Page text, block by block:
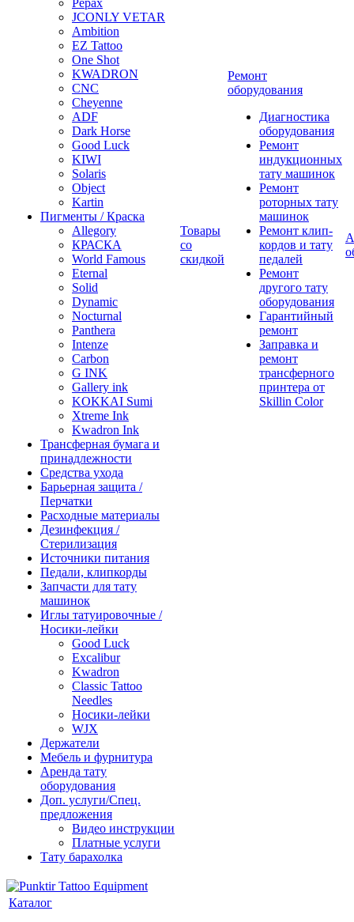
Pepax
JCONLY VETAR
Ambition
EZ Tattoo
One Shot
KWADRON
CNC
Cheyenne
ADF
Dark Horse
Good Luck
KIWI
Solaris
Object
Kartin
Пигменты / Краска
Allegory
КРАСКА
World Famous
Eternal
Solid
Dynamic
Nocturnal
Panthera
Intenze
Carbon
G INK
Gallery ink
KOKKAI Sumi
Xtreme Ink
Kwadron Ink
Трансферная бумага и
принадлежности
Средства ухода
Барьерная защита /
Перчатки
Расходные материалы
Дезинфекция /
Стерилизация
Источники питания
Педали, клипкорды
Запчасти для тату
машинок
Иглы татуировочные /
Носики-лейки
Good Luck
Excalibur
Kwadron
Classic Tattoo
Needles
Носики-лейки
WJX
Держатели
Мебель и фурнитура
Аренда тату
оборудования
Доп. услуги/Спец.
предложения
Видео инструкции
Платные услуги
Тату барахолка
Товары
со
скидкой
Ремонт
оборудования
Диагностика
оборудования
Ремонт
индукционных
тату машинок
Ремонт
роторных тату
машинок
Ремонт клип-
кордов и тату
педалей
Ремонт
другого тату
оборудования
Гарантийный
ремонт
Заправка и
ремонт
трансферного
принтера от
Skillin Color
Каталог